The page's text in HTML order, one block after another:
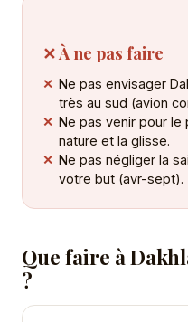
✕ À ne pas faire
Ne pas envisager
très au sud (avion
Ne pas venir pour le
nature et la glisse.
Ne pas négliger la
votre but (avr-sept).
Que faire à
?